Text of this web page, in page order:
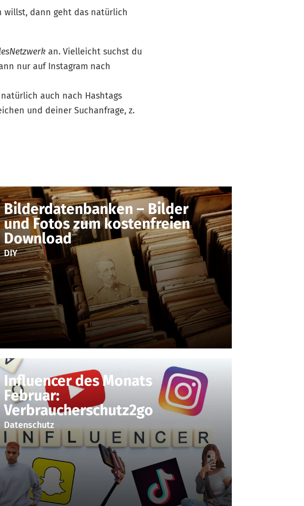
willst, dann geht das natürlich
an. Vielleicht suchst du
nur auf Instagram nach
auch nach Hashtags
und deiner Suchanfrage, z.
Bilderdatenbanken – Bilder
und Fotos zum kostenfreien
Download
DIY
Influencer des Monats
Februar:
Verbraucherschutz2go
Datenschutz